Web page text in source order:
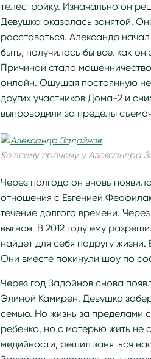
телестройку. Изначально он
Девушка оказалась занятой.
расставаться. Александр
быть, получилось бы все, как он
Причиной стало
онлайн. Ощущая постоянную
других участников Дома-2 и
выпроводили за пределы
Ко всему прочему у Александра
Через полгода он вновь
отношения с Евгенией
течение долгого времени.
выгнан. В 2012 году ему
найдет для себя подругу
Они вместе покинули шоу по
Через год Задойнов снова
Элиной Камирен. Девушка
семью. Но жизнь за пределами
ребенка, но с матерью жить не
медийности, решил заняться